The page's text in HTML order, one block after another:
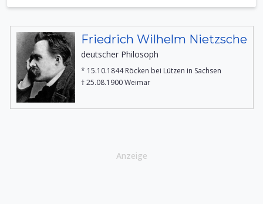
Friedrich Wilhelm Nietzsche
deutscher Philosoph
* 15.10.1844 Röcken bei Lützen in Sachsen
† 25.08.1900 Weimar
Anzeige